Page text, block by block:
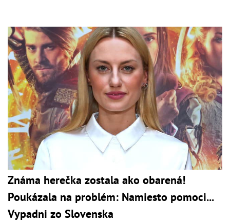
Známa herečka zostala ako obarená!
Poukázala na problém: Namiesto pomoci...
Vypadni zo Slovenska